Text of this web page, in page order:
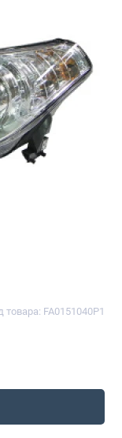
товара: FA0151040P1